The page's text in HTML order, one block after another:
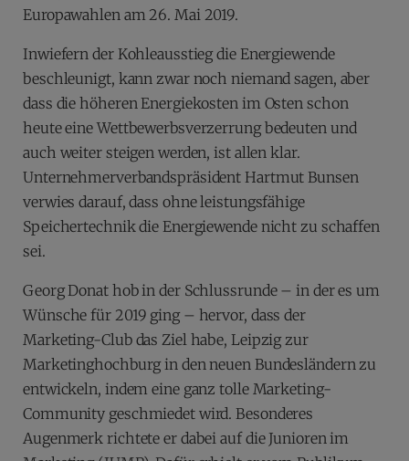
Europawahlen am 26. Mai 2019.
Inwiefern der Kohleausstieg die Energiewende
beschleunigt, kann zwar noch niemand sagen, aber
dass die höheren Energiekosten im Osten schon
heute eine Wettbewerbsverzerrung bedeuten und
auch weiter steigen werden, ist allen klar.
Unternehmerverbandspräsident Hartmut Bunsen
verwies darauf, dass ohne leistungsfähige
Speichertechnik die Energiewende nicht zu schaffen
sei.
Georg Donat hob in der Schlussrunde – in der es um
Wünsche für 2019 ging – hervor, dass der
Marketing-Club das Ziel habe, Leipzig zur
Marketinghochburg in den neuen Bundesländern zu
entwickeln, indem eine ganz tolle Marketing-
Community geschmiedet wird. Besonderes
Augenmerk richtete er dabei auf die Junioren im